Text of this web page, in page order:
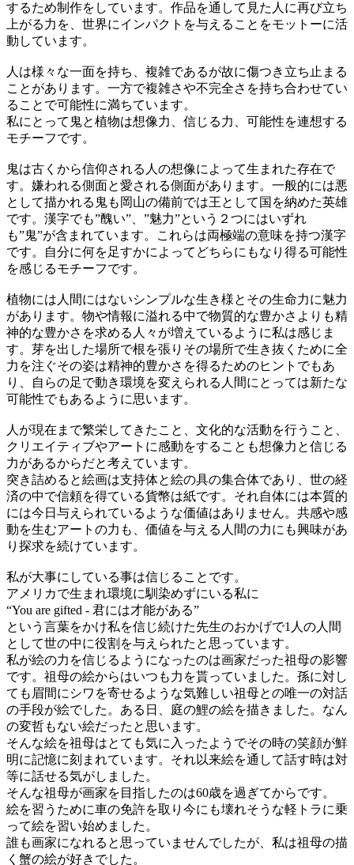
するため制作をしています。作品を通して見た人に再び立ち
上がる力を、世界にインパクトを与えることをモットーに活
動しています。
人は様々な一面を持ち、複雑であるが故に傷つき立ち止まる
ことがあります。一方で複雑さや不完全さを持ち合わせてい
ることで可能性に満ちています。
私にとって鬼と植物は想像力、信じる力、可能性を連想する
モチーフです。
鬼は古くから信仰される人の想像によって生まれた存在で
す。嫌われる側面と愛される側面があります。一般的には悪
として描かれる鬼も岡山の備前では王として国を納めた英雄
です。漢字でも”醜い”、”魅力”という２つにはいずれ
も”鬼”が含まれています。これらは両極端の意味を持つ漢字
です。自分に何を足すかによってどちらにもなり得る可能性
を感じるモチーフです。
植物には人間にはないシンプルな生き様とその生命力に魅力
があります。物や情報に溢れる中で物質的な豊かさよりも精
神的な豊かさを求める人々が増えているように私は感じま
す。芽を出した場所で根を張りその場所で生き抜くために全
力を注ぐその姿は精神的豊かさを得るためのヒントでもあ
り、自らの足で動き環境を変えられる人間にとっては新たな
可能性でもあるように思います。
人が現在まで繁栄してきたこと、文化的な活動を行うこと、
クリエイティブやアートに感動をすることも想像力と信じる
力があるからだと考えています。
突き詰めると絵画は支持体と絵の具の集合体であり、世の経
済の中で信頼を得ている貨幣は紙です。それ自体には本質的
には今日与えられているような価値はありません。共感や感
動を生むアートの力も、価値を与える人間の力にも興味があ
り探求を続けています。
私が大事にしている事は信じることです。
アメリカで生まれ環境に馴染めずにいる私に
“You are gifted - 君には才能がある”
という言葉をかけ私を信じ続けた先生のおかげで1人の人間
として世の中に役割を与えられたと思っています。
私が絵の力を信じるようになったのは画家だった祖母の影響
です。祖母の絵からはいつも力を貰っていました。孫に対し
ても眉間にシワを寄せるような気難しい祖母との唯一の対話
の手段が絵でした。ある日、庭の鯉の絵を描きました。なん
の変哲もない絵だったと思います。
そんな絵を祖母はとても気に入ったようでその時の笑顔が鮮
明に記憶に刻まれています。それ以来絵を通して話す時は対
等に話せる気がしました。
そんな祖母が画家を目指したのは60歳を過ぎてからです。
絵を習うために車の免許を取り今にも壊れそうな軽トラに乗
って絵を習い始めました。
誰も画家になれると思っていませんでしたが、私は祖母の描
く蟹の絵が好きでした。